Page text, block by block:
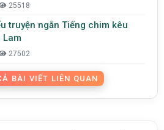
25518
truyện ngắn Tiếng chim kêu
Lam
27502
BÀI VIẾT LIÊN QUAN